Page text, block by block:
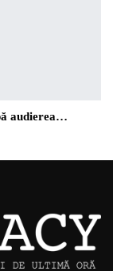
audierea…